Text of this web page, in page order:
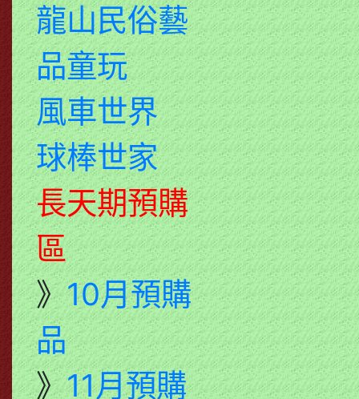
龍山民俗藝
品童玩
風車世界
球棒世家
長天期預購
區
》10月預購
品
》11月預購